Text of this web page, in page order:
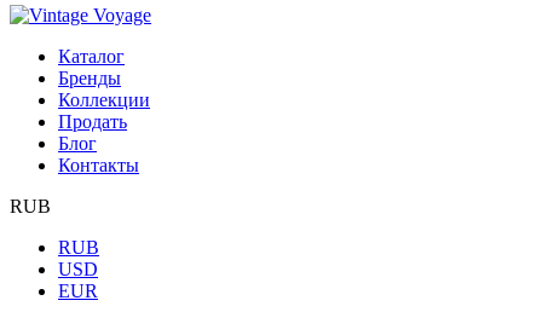
Каталог
Бренды
Коллекции
Продать
Блог
Контакты
RUB
RUB
USD
EUR